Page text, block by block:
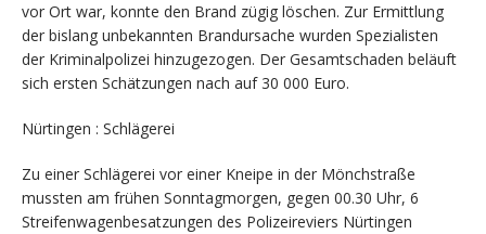
vor Ort war, konnte den Brand zügig löschen. Zur Ermittlung
der bislang unbekannten Brandursache wurden Spezialisten
der Kriminalpolizei hinzugezogen. Der Gesamtschaden beläuft
sich ersten Schätzungen nach auf 30 000 Euro.
Nürtingen : Schlägerei
Zu einer Schlägerei vor einer Kneipe in der Mönchstraße
mussten am frühen Sonntagmorgen, gegen 00.30 Uhr, 6
Streifenwagenbesatzungen des Polizeireviers Nürtingen